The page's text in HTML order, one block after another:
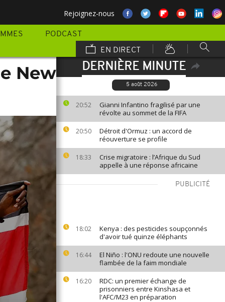
Rejoignez-nous
PODCAST
EN DIRECT
DERNIÈRE MINUTE
5 août 2026
20:52
Gianni Infantino fragilisé par une
révolte au sommet de la FIFA
20:50
Détroit d'Ormuz : un accord de
réouverture se profile
18:33
Crise migratoire : l’Afrique du Sud
appelle à une réponse africaine
PUBLICITÉ
18:02
Kenya : des pesticides soupçonnés
d'avoir tué quinze éléphants
16:44
El Niño : l'ONU redoute une nouvelle
flambée de la faim mondiale
16:20
RDC: un premier échange de
prisonniers entre Kinshasa et
l'AFC/M23 en préparation
New